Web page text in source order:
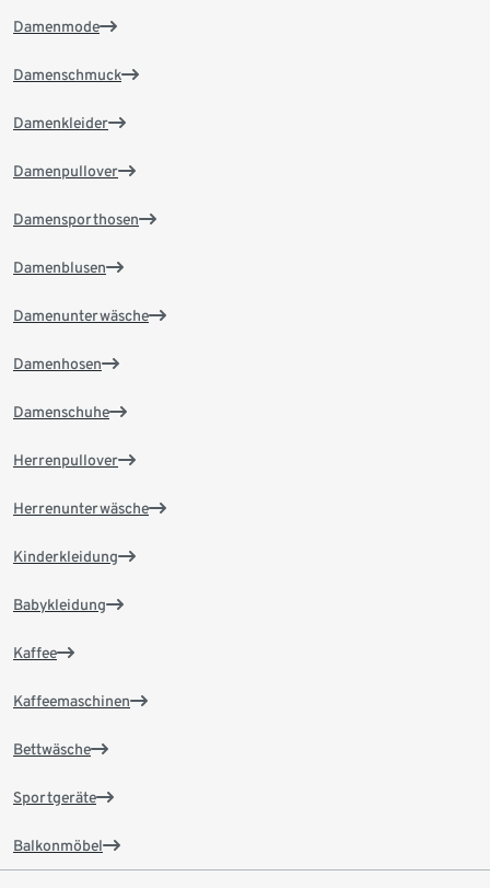
Damenmode
Damenschmuck
Damenkleider
Damenpullover
Damensporthosen
Damenblusen
Damenunterwäsche
Damenhosen
Damenschuhe
Herrenpullover
Herrenunterwäsche
Kinderkleidung
Babykleidung
Kaffee
Kaffeemaschinen
Bettwäsche
Sportgeräte
Balkonmöbel